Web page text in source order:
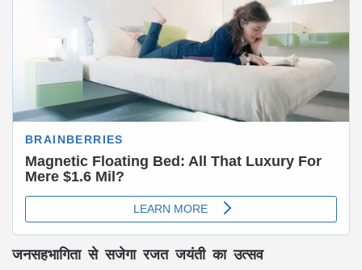
जनसहभागिता से सजेगा रजत जयंती का उत्सव